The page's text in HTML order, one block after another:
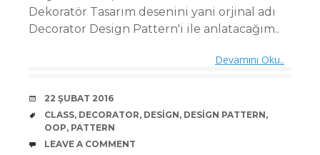
Dekoratör Tasarım desenini yani orjinal adı
Decorator Design Pattern'i ile anlatacağım..
Devamını Oku..
DATE
22 ŞUBAT 2016
TAGS
CLASS, DECORATOR, DESIGN, DESIGN PATTERN,
OOP, PATTERN
COMMENTS
LEAVE A COMMENT